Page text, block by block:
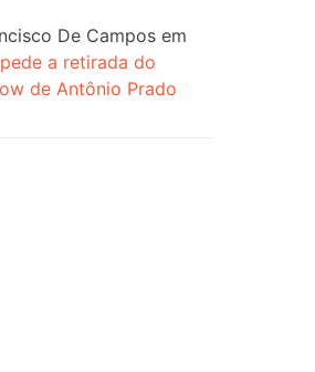
De Campos em
a retirada do
de Antônio Prado